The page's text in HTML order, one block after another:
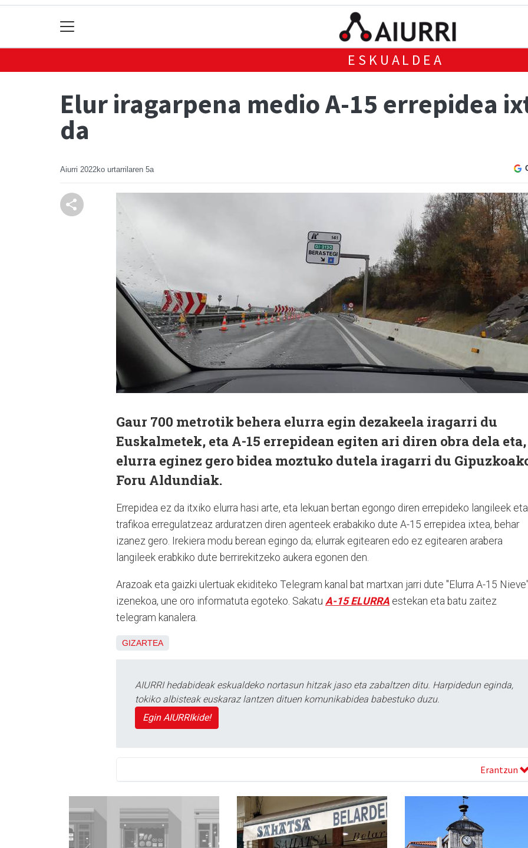
ESKUALDEA
Elur iragarpena medio A-15 errepidea
da
Aiurri 2022ko urtarrilaren 5a
Gaur 700 metrotik behera elurra egin dezakeela iragarri du
Euskalmetek, eta A-15 errepidean egiten ari diren obra dela eta,
elurra eginez gero bidea moztuko dutela iragarri du
Foru Aldundiak.
Errepidea ez da itxiko elurra hasi arte, eta lekuan bertan egongo diren errepideko langileek eta
trafikoa erregulatzeaz arduratzen diren agenteek erabakiko dute A-15 errepidea ixtea, behar
izanez gero. Irekiera modu berean egingo da; elurrak egitearen edo ez egitearen arabera
langileek erabkiko dute berrirekitzeko aukera egonen den.
Arazoak eta gaizki ulertuak ekiditeko Telegram kanal bat martxan jarri dute "Elurra A-15
izenekoa, une oro informatuta egoteko. Sakatu A-15 ELURRA estekan eta batu zaitez
telegram kanalera.
GIZARTEA
AIURRI hedabideak eskualdeko nortasun hitzak jaso eta zabaltzen ditu. Harpidedun eginda,
tokiko albisteak euskaraz lantzen dituen komunikabidea babestuko duzu.
Egin AIURRIkide!
Erantzun